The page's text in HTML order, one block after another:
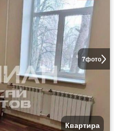
7фото
Квартира